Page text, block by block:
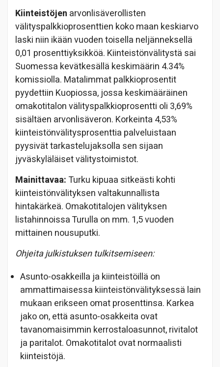
Kiinteistöjen arvonlisäverollisten
välityspalkkioprosenttien koko maan keskiarvo
laski niin ikään vuoden toisella neljänneksellä
0,01 prosenttiyksikköä. Kiinteistönvälitystä sai
Suomessa kevätkesällä keskimäärin 4.34%
komissiolla. Matalimmat palkkioprosentit
pyydettiin Kuopiossa, jossa keskimääräinen
omakotitalon välityspalkkioprosentti oli 3,69%
sisältäen arvonlisäveron. Korkeinta 4,53%
kiinteistönvälitysprosenttia palveluistaan
pyysivät tarkastelujaksolla sen sijaan
jyväskyläläiset välitystoimistot.
Mainittavaa: Turku kipuaa sitkeästi kohti
kiinteistönvälityksen valtakunnallista
hintakärkeä. Omakotitalojen välityksen
listahinnoissa Turulla on mm. 1,5 vuoden
mittainen nousuputki.
Ohjeita julkistuksen tulkitsemiseen:
Asunto-osakkeilla ja kiinteistöillä on
ammattimaisessa kiinteistönvälityksessä lain
mukaan erikseen omat prosenttinsa. Karkea
jako on, että asunto-osakkeita ovat
tavanomaisimmin kerrostaloasunnot, rivitalot
ja paritalot. Omakotitalot ovat normaalisti
kiinteistöjä.